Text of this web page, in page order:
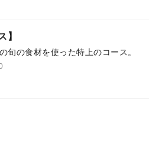
】
旬の食材を使った特上のコース。